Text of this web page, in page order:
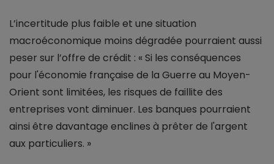
L’incertitude plus faible et une situation
macroéconomique moins dégradée pourraient aussi
peser sur l’offre de crédit : « Si les conséquences
pour l'économie française de la Guerre au Moyen-
Orient sont limitées, les risques de faillite des
entreprises vont diminuer. Les banques pourraient
ainsi être davantage enclines à prêter de l'argent
aux particuliers. »